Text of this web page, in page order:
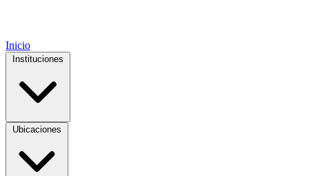
Inicio
Instituciones
Ubicaciones